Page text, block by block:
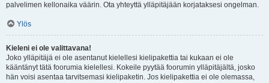
palvelimen kellonaika väärin. Ota yhteyttä ylläpitäjään korjataksesi ongelman.
Ylös
Kieleni ei ole valittavana!
Joko ylläpitäjä ei ole asentanut kielellesi kielipakettia tai kukaan ei ole
kääntänyt tätä foorumia kielellesi. Kokeile pyytää foorumin ylläpitäjältä, josko
hän voisi asentaa tarvitsemasi kielipaketin. Jos kielipakettia ei ole olemassa,